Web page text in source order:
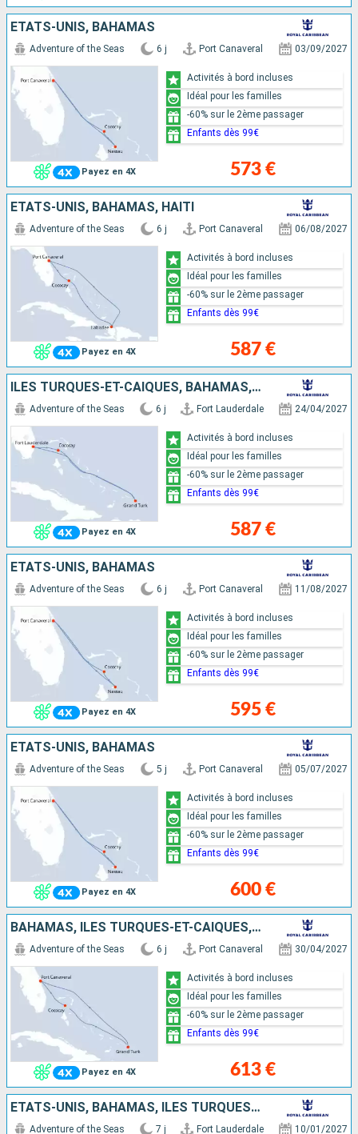
ÉTATS-UNIS, BAHAMAS
Payez en 4X
Adventure of the Seas 6 j Port Canaveral 03/09/2027
573 €
Activités à bord incluses
Idéal pour les familles
-60% sur le 2ème passager
Enfants dès 99€
ÉTATS-UNIS, BAHAMAS, HAÏTI
Payez en 4X
Adventure of the Seas 6 j Port Canaveral 06/08/2027
587 €
Activités à bord incluses
Idéal pour les familles
-60% sur le 2ème passager
Enfants dès 99€
ÎLES TURQUES-ET-CAÏQUES, BAHAMAS, ÉTATS-UNIS
Payez en 4X
Adventure of the Seas 6 j Fort Lauderdale 24/04/2027
587 €
Activités à bord incluses
Idéal pour les familles
-60% sur le 2ème passager
Enfants dès 99€
ÉTATS-UNIS, BAHAMAS
Payez en 4X
Adventure of the Seas 6 j Port Canaveral 11/08/2027
595 €
Activités à bord incluses
Idéal pour les familles
-60% sur le 2ème passager
Enfants dès 99€
ÉTATS-UNIS, BAHAMAS
Payez en 4X
Adventure of the Seas 5 j Port Canaveral 05/07/2027
600 €
Activités à bord incluses
Idéal pour les familles
-60% sur le 2ème passager
Enfants dès 99€
BAHAMAS, ÎLES TURQUES-ET-CAÏQUES, ÉTATS-UNIS
Payez en 4X
Adventure of the Seas 6 j Port Canaveral 30/04/2027
613 €
Activités à bord incluses
Idéal pour les familles
-60% sur le 2ème passager
Enfants dès 99€
ÉTATS-UNIS, BAHAMAS, ÎLES TURQUES-ET-CAÏQUES
Adventure of the Seas 7 j Fort Lauderdale 10/01/2027